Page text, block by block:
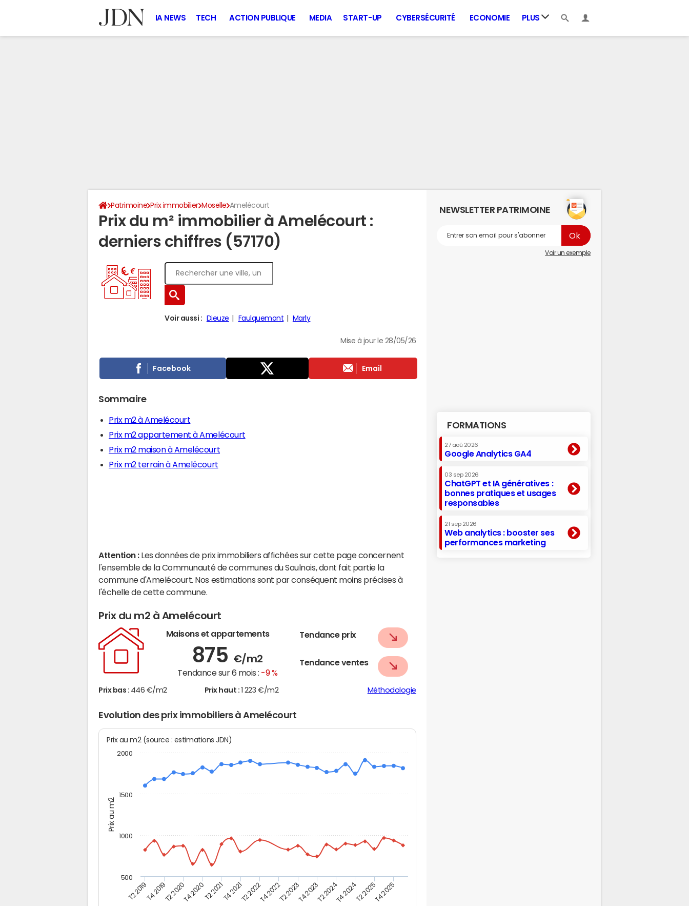
IA NEWS TECH ACTION PUBLIQUE MEDIA START-UP CYBERSÉCURITÉ ECONOMIE PLUS
Patrimoine Prix immobilier Moselle Amelécourt
Prix du m² immobilier à Amelécourt :
derniers chiffres (57170)
Voir aussi : Dieuze Faulquemont Marly
Mise à jour le 28/05/26
Facebook Email
Sommaire
Prix m2 à Amelécourt
Prix m2 appartement à Amelécourt
Prix m2 maison à Amelécourt
Prix m2 terrain à Amelécourt
Attention : Les données de prix immobiliers affichées sur cette page concernent
l'ensemble de la Communauté de communes du Saulnois, dont fait partie la
commune d'Amelécourt. Nos estimations sont par conséquent moins précises à
l'échelle de cette commune.
Prix du m2 à Amelécourt
Maisons et appartements
875 €/m2
Tendance sur 6 mois : -9 %
Tendance prix
Tendance ventes
Prix bas : 446 €/m2 Prix haut : 1 223 €/m2 Méthodologie
Evolution des prix immobiliers à Amelécourt
Prix au m2
Prix au m2 (source : estimations JDN)
T2 2019T4 2019T2 2020T4 2020T2 2021T4 2021T2 2022T4 2022T2 2023T4 2023T2 2024T4 2024T2 2025T4 2025
500
1000
1500
2000
NEWSLETTER PATRIMOINE
Voir un exemple
FORMATIONS
27 aoû 2026
Google Analytics GA4
03 sep 2026
ChatGPT et IA génératives :
bonnes pratiques et usages
responsables
21 sep 2026
Web analytics : booster ses
performances marketing